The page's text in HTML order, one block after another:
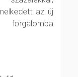
az új
forgalomba